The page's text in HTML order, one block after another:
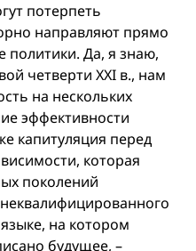
потерпеть
направляют прямо
политики. Да, я знаю,
четверти XXI в., нам
на нескольких
эффективности
капитуляция перед
которая
поколений
на котором
будущее, –